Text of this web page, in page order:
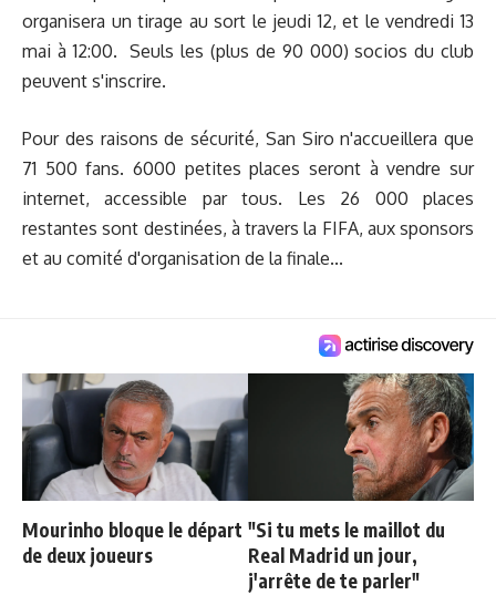
organisera un tirage au sort le jeudi 12, et le vendredi 13
mai à 12:00. Seuls les (plus de 90 000) socios du club
peuvent s'inscrire.
Pour des raisons de sécurité, San Siro n'accueillera que
71 500 fans. 6000 petites places seront à vendre sur
internet, accessible par tous. Les 26 000 places
restantes sont destinées, à travers la FIFA, aux sponsors
et au comité d'organisation de la finale...
Mourinho bloque le départ
de deux joueurs
"Si tu mets le maillot du
Real Madrid un jour,
j'arrête de te parler"